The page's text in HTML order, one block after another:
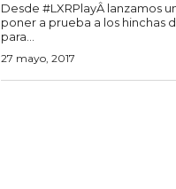
Desde #LXRPlayÂ lanzamos
poner a prueba a los hinchas
para...
27 mayo, 2017